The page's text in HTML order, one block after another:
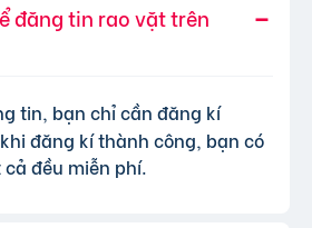
đăng tin rao vặt trên
tin, bạn chỉ cần đăng kí
đăng kí thành công, bạn có
đều miễn phí.